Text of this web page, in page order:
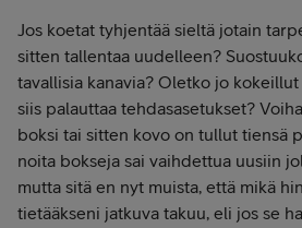
Jos koetat tyhjentää sieltä jotain
sitten tallentaa uudelleen?
tavallisia kanavia? Oletko jo
siis palauttaa tehdasasetukset?
boksi tai sitten kovo on tullut tiensä
noita bokseja sai vaihdettua uusiin
mutta sitä en nyt muista, että mikä
tietääkseni jatkuva takuu, eli jos se